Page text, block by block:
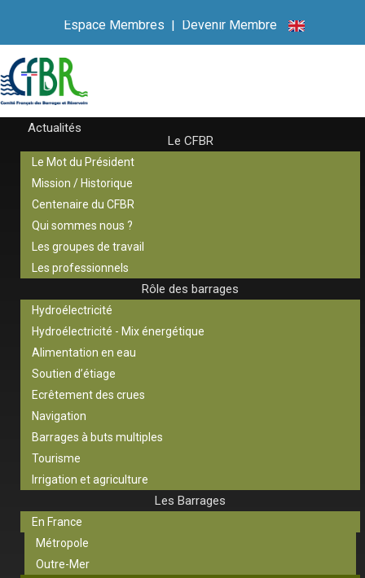
Espace Membres | Devenir Membre
Actualités
Le CFBR
Le Mot du Président
Mission / Historique
Centenaire du CFBR
Qui sommes nous ?
Les groupes de travail
Les professionnels
Rôle des barrages
Hydroélectricité
Hydroélectricité - Mix énergétique
Alimentation en eau
Soutien d’étiage
Ecrêtement des crues
Navigation
Barrages à buts multiples
Tourisme
Irrigation et agriculture
Les Barrages
En France
Métropole
Outre-Mer